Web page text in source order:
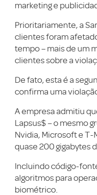
marketing e
Prioritariamente, a
clientes foram
tempo – mais de um
clientes sobre a
De fato, esta é a
confirma uma
A empresa admitiu
Lapsus$ – o mesmo
Nvidia, Microsoft e T-
quase 200 gigabytes
Incluindo código-
algoritmos para
biométrico.